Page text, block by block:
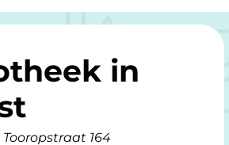
in
Tooropstraat 164